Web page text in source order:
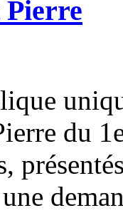
Pierre
du